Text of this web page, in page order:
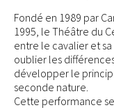
Fondé en 1989 par
1995, le Théâtre du
entre le cavalier et
oublier les
développer le
seconde nature.
Cette performance